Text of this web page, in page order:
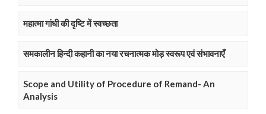
महात्मा गांधी की दृष्टि में स्वच्छता
समकालीन हिन्दी कहानी का नया रचनात्मक मोड़ स्वरूप एवं संभावनाएँ
Scope and Utility of Procedure of Remand- An
Analysis